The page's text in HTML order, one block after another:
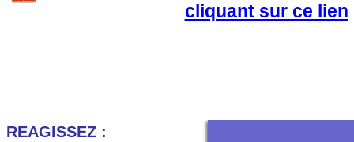
cliquant sur ce lien
REAGISSEZ :